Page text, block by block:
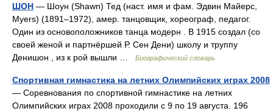
ШОН — Шоун (Shawn) Тед (наст. имя и фам. Эдвин Майерс,
Myers) (1891–1972), амер. танцовщик, хореограф, педагог.
Один из основоположников танца модерн . В 1915 создал (со
своей женой и партнёршей Р. Сен Дени) школу и труппу
Денишон , из к рой вышли …
Биографический словарь
Спортивная гимнастика на летних Олимпийских играх 2008
— Соревнования по спортивной гимнастике на летних
Олимпийских играх 2008 проходили с 9 по 19 августа. 196